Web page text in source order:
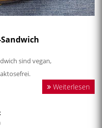
sind vegan,
Weiterlesen